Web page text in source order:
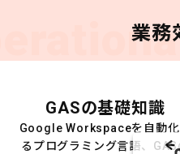
業務
GASの基礎知識
Google Workspaceを自動
るプログラミング言語、GAS